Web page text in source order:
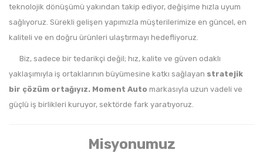
teknolojik dönüşümü yakından takip ediyor, değişime hızla uyum
sağlıyoruz. Sürekli gelişen yapımızla müşterilerimize en güncel, en
kaliteli ve en doğru ürünleri ulaştırmayı hedefliyoruz.
Biz, sadece bir tedarikçi değil; hız, kalite ve güven odaklı
yaklaşımıyla iş ortaklarının büyümesine katkı sağlayan stratejik
bir çözüm ortağıyız. Moment Auto markasıyla uzun vadeli ve
güçlü iş birlikleri kuruyor, sektörde fark yaratıyoruz.
Misyonumuz